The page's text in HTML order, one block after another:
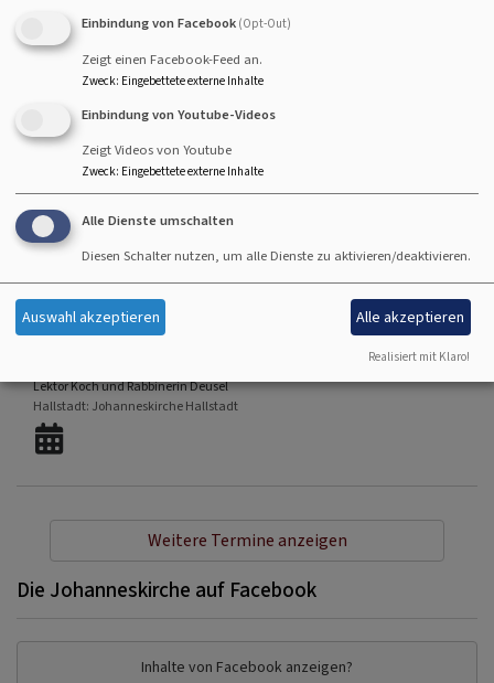
So, 9.8. 10 Uhr
Gottesdienst mit Abendmahl - anschließend
Kirchenkaffee
Prädikantin Susanne Freund
So, 16.8. 10 Uhr
Gottesdienst - anschließend Kirchenkaffee
Lektor Koch und Rabbinerin Deusel
Hallstadt Johanneskirche Hallstadt
Weitere Termine anzeigen
Die Johanneskirche auf Facebook
Inhalte von Facebook anzeigen?
Einbindung von Facebook (Opt-Out)
Zeigt einen Facebook-Feed an.
Zweck: Eingebettete externe Inhalte
Einbindung von Youtube-Videos
Zeigt Videos von Youtube
Zweck: Eingebettete externe Inhalte
Alle Dienste umschalten
Diesen Schalter nutzen, um alle Dienste zu aktivieren/deaktivieren.
Auswahl akzeptieren Alle akzeptieren
Realisiert mit Klaro!